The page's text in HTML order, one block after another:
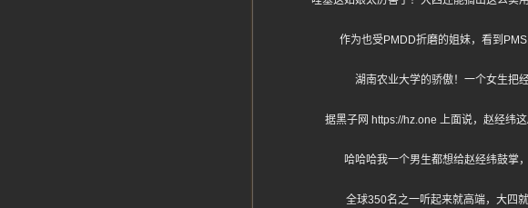
作为也受PMDD折磨的姐妹，看到
湖南农业大学的骄傲！一个女生把
据黑子网 https://hz.one 上面说，赵经纬
哈哈哈我一个男生都想给赵经纬鼓掌
全球350名之一听起来就高端，大四